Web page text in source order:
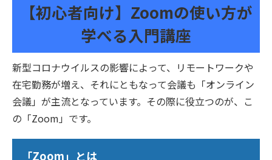
【初心者向け】Zoomの使い方が
学べる入門講座
新型コロナウイルスの影響によって、リモートワークや
在宅勤務が増え、それにともなって会議も「オンライン
会議」が主流となっています。その際に役立つのが、こ
の「Zoom」です。
「Zoom」とは